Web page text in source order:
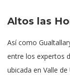
Altos las
Así como
entre los expertos
ubicada en Valle